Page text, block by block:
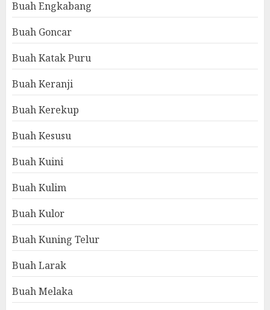
Buah Engkabang
Buah Goncar
Buah Katak Puru
Buah Keranji
Buah Kerekup
Buah Kesusu
Buah Kuini
Buah Kulim
Buah Kulor
Buah Kuning Telur
Buah Larak
Buah Melaka